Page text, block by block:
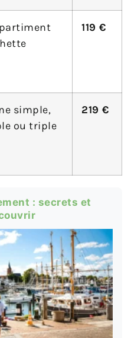
119 €
simple,
ou triple
219 €
: secrets et